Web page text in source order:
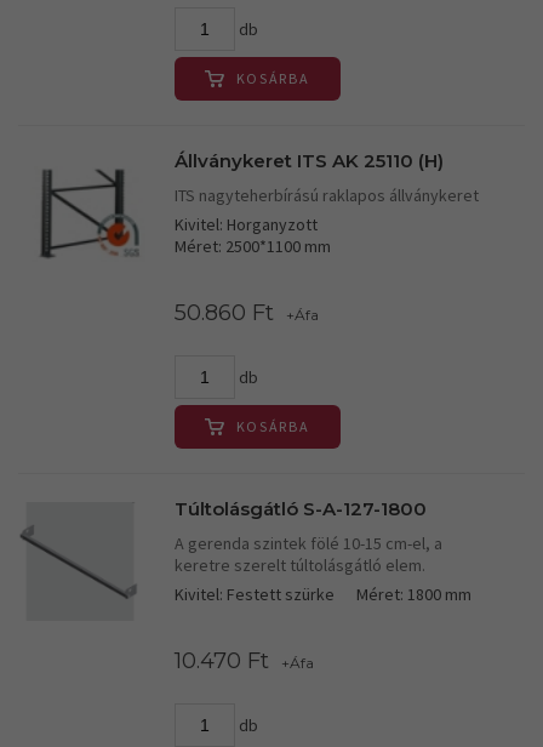
db
KOSÁRBA
Állványkeret ITS AK 25110 (H)
ITS nagyteherbírású raklapos állványkeret
Kivitel: Horganyzott
Méret: 2500*1100 mm
50.860 Ft +Áfa
db
KOSÁRBA
Túltolásgátló S-A-127-1800
A gerenda szintek fölé 10-15 cm-el, a
keretre szerelt túltolásgátló elem.
Kivitel: Festett szürke
Méret: 1800 mm
10.470 Ft +Áfa
db